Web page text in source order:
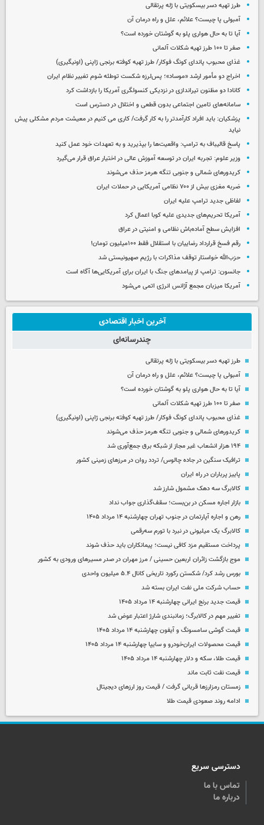
طرز تهیه دسر بیسکویتی با ژله پرتقالی
آمبولی پا چیست؟ علائم، علل و راه درمان آن
آیا تا به حال هواری پلو به گوشتان خورده است؟
صفر تا ۱۰۰ طرز تهیه شکلات آلمانی
غذای محبوب پاندای کونگ فوکار/ طرز تهیه کوفته برنجی ژاپنی (اونیگیری)
اخراج دو مأمور ارشد «موساد»؛ پس‌لرزه شکست توطئه شوم تغییر نظام ایران
کانادا دو مظنون تیراندازی در نزدیکی کنسولگری آمریکا را بازداشت کرد
سامانه‌های تامین اجتماعی بدون قطعی و اختلال در دسترس است
پزشکیان: باید افراد کارآمدتر را به کار گرفت/ کاری می کنیم در معیشت مردم مشکلی پیش
نیاید
پاسخ قالیباف به ترامپ: واقعیت‌ها را بپذیرید و به تعهدات خود عمل کنید
وزیر علوم: تجربه ایران در توسعه آموزش عالی در اختیار عراق قرار می‌گیرد
کریدورهای شمالی و جنوبی تنگه هرمز حذف می‌شوند
ضربه مغزی بیش از ۷۰۰ نظامی آمریکایی در حملات ایران
لفاظی جدید ترامپ علیه ایران
آمریکا تحریم‌های جدیدی علیه کوبا اعمال کرد
افزایش سطح آماده‌باش نظامی و امنیتی در عراق
رقم فسخ قرارداد رضاییان با استقلال فقط ۱۰۰میلیون تومان!
حزب‌الله خواستار توقف مذاکرات با رژیم صهیونیستی شد
جانسون: ترامپ از پیامدهای جنگ با ایران برای آمریکایی‌ها آگاه است
آمریکا میزبان مجمع آژانس انرژی اتمی می‌شود
آخرین اخبار اقتصادی
چندرسانه‌ای
طرز تهیه دسر بیسکویتی با ژله پرتقالی
آمبولی پا چیست؟ علائم، علل و راه درمان آن
آیا تا به حال هواری پلو به گوشتان خورده است؟
صفر تا ۱۰۰ طرز تهیه شکلات آلمانی
غذای محبوب پاندای کونگ فوکار/ طرز تهیه کوفته برنجی ژاپنی (اونیگیری)
کریدورهای شمالی و جنوبی تنگه هرمز حذف می‌شوند
۱۹۴ هزار انشعاب غیر مجاز از شبکه برق جمع‌آوری شد
ترافیک سنگین در جاده چالوس/ تردد روان در مرزهای زمینی کشور
پاییز پرباران در راه ایران
کالابرگ سه دهک مشمول شارز شد
بازار اجاره مسکن در بن‌بست؛ سقف‌گذاری جواب نداد
رهن و اجاره آپارتمان در جنوب تهران چهارشنبه ۱۴ مرداد ۱۴۰۵
کالابرگ یک میلیونی در نبرد با تورم سه‌رقمی
پرداخت مستقیم مزد کافی نیست؛ پیمانکاران باید حذف شوند
موج بازگشت زائران اربعین حسینی / مرز مهران در صدر مسیرهای ورودی به کشور
بورس رشد کرد/ شکستن رکورد تاریخی کانال ۵.۴ میلیون واحدی
حساب‌ شرکت ملی نفت ایران بسته شد
قیمت جدید برنج ایرانی چهارشنبه ۱۴ مرداد ۱۴۰۵
تغییر مهم در کالابرگ؛ زمانبندی‌ شارژ اعتبار عوض شد
قیمت گوشی سامسونگ و آیفون چهارشنبه ۱۴ مرداد ۱۴۰۵
قیمت محصولات ایران‌خودرو و سایپا چهارشنبه ۱۴ مرداد ۱۴۰۵
قیمت طلا، سکه و دلار چهارشنبه ۱۴ مرداد ۱۴۰۵
قیمت نفت ثابت ماند
زمستان رمزارزها قربانی گرفت / قیمت روز ارزهای دیجیتال
ادامه روند صعودی قیمت طلا
دسترسی سریع
تماس با ما
درباره ما